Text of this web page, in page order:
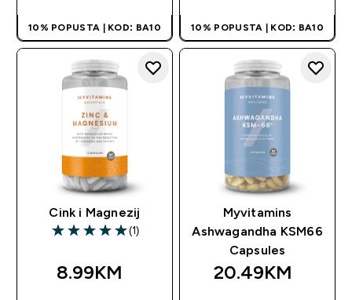
10% POPUSTA | KOD: BA10 10% POPUSTA | KOD: BA10
Cink i Magnezij
5 out of 5 stars
(1)
8.99KM‎
Myvitamins
Ashwagandha KSM66
Capsules
20.49KM‎